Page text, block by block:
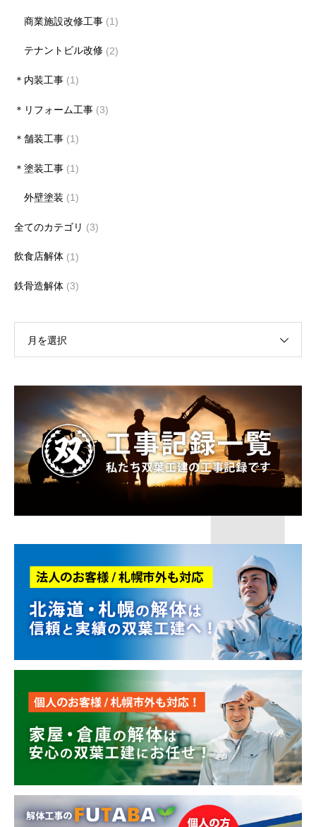
商業施設改修工事 (1)
テナントビル改修 (2)
＊内装工事 (1)
＊リフォーム工事 (3)
＊舗装工事 (1)
＊塗装工事 (1)
外壁塗装 (1)
全てのカテゴリ (3)
飲食店解体 (1)
鉄骨造解体 (3)
月を選択